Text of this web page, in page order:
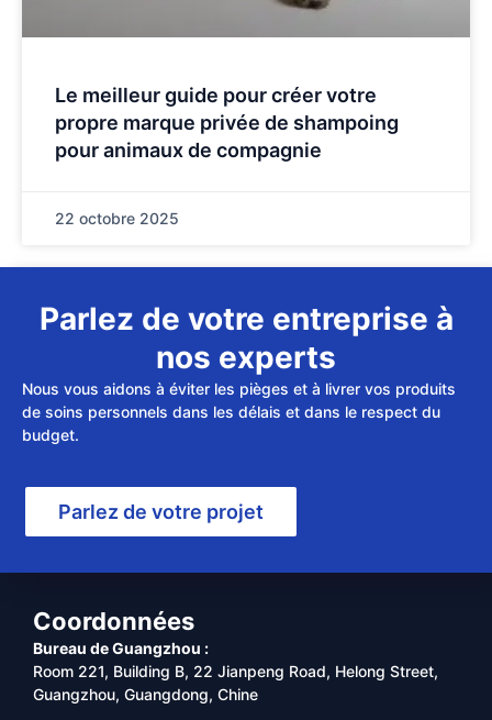
Le meilleur guide pour créer votre
propre marque privée de shampoing
pour animaux de compagnie
22 octobre 2025
Parlez de votre entreprise à
nos experts
Nous vous aidons à éviter les pièges et à livrer vos produits
de soins personnels dans les délais et dans le respect du
budget.
Parlez de votre projet
Coordonnées
Bureau de Guangzhou :
Room 221, Building B, 22 Jianpeng Road, Helong Street,
Guangzhou, Guangdong, Chine